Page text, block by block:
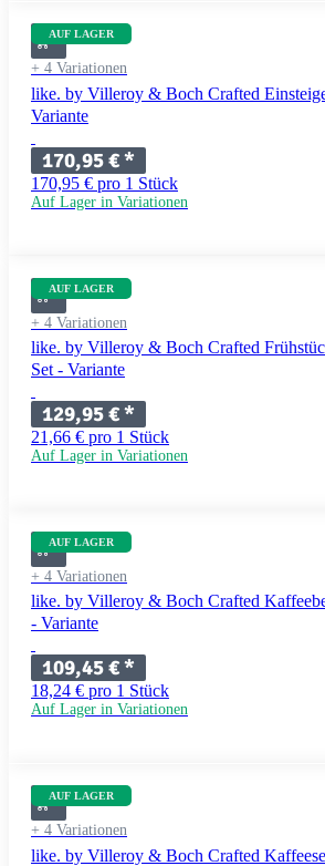
AUF LAGER
+ 4 Variationen
like. by Villeroy & Boch Crafted
Variante
170,95 €*
170,95 € pro 1 Stück
Auf Lager in Variationen
AUF LAGER
+ 4 Variationen
like. by Villeroy & Boch Crafted
Set - Variante
129,95 €*
21,66 € pro 1 Stück
Auf Lager in Variationen
AUF LAGER
+ 4 Variationen
like. by Villeroy & Boch Crafted
- Variante
109,45 €*
18,24 € pro 1 Stück
Auf Lager in Variationen
AUF LAGER
+ 4 Variationen
like. by Villeroy & Boch Crafted